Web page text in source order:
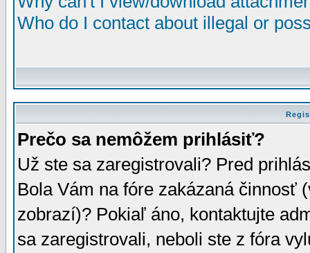
Who do I contact about illegal or
Prečo sa nemôžem prihlásiť?
Už ste sa zaregistrovali? Pred
Bola Vám na fóre zakázaná činnosť
zobrazí)? Pokiaľ áno, kontaktujte
sa zaregistrovali, neboli ste z fóra